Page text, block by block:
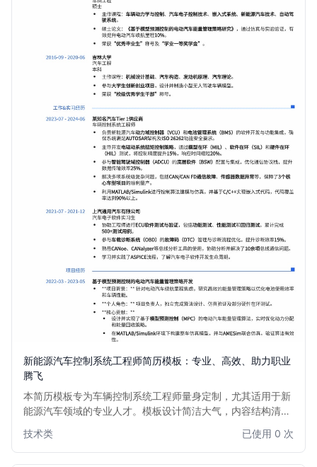
新能源汽车控制系统工程师简历模板：专业、高效、助力职业
腾飞
本简历模板专为车辆控制系统工程师量身定制，尤其适用于新
能源汽车领域的专业人才。模板设计简洁大气，内容结构清
程师寻求职业突破，还是有志于进入新能源汽车行业的求职
者，都能通过此模板高效展示核心竞争力，助力您在激烈的市
技术类 已使用 0 次